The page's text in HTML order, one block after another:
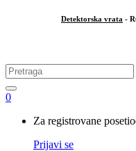
Detektorska vrata -
Search
for:
0
Za registrovane
Prijavi se